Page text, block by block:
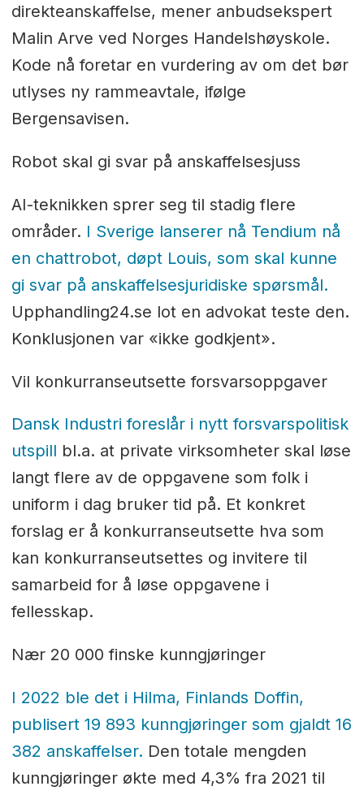
direkteanskaffelse, mener anbudsekspert
Malin Arve ved Norges Handelshøyskole.
Kode nå foretar en vurdering av om det bør
utlyses ny rammeavtale, ifølge
Bergensavisen.
Robot skal gi svar på anskaffelsesjuss
AI-teknikken sprer seg til stadig flere
områder. I Sverige lanserer nå Tendium nå
en chattrobot, døpt Louis, som skal kunne
gi svar på anskaffelsesjuridiske spørsmål.
Upphandling24.se lot en advokat teste den.
Konklusjonen var «ikke godkjent».
Vil konkurranseutsette forsvarsoppgaver
Dansk Industri foreslår i nytt forsvarspolitisk
utspill bl.a. at private virksomheter skal løse
langt flere av de oppgavene som folk i
uniform i dag bruker tid på. Et konkret
forslag er å konkurranseutsette hva som
kan konkurranseutsettes og invitere til
samarbeid for å løse oppgavene i
fellesskap.
Nær 20 000 finske kunngjøringer
I 2022 ble det i Hilma, Finlands Doffin,
publisert 19 893 kunngjøringer som gjaldt 16
382 anskaffelser. Den totale mengden
kunngjøringer økte med 4,3% fra 2021 til